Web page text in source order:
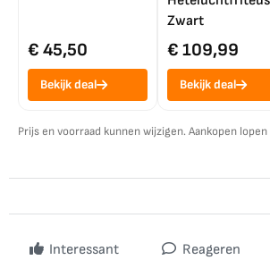
€ 45,50
Bekijk deal
Zwart
€ 109,99
Bekijk deal
Prijs en voorraad kunnen wijzigen. Aankopen
Interessant Reageren